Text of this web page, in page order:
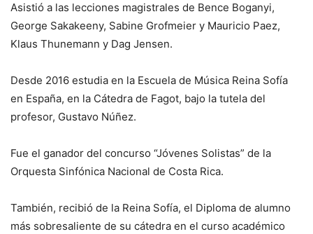
Asistió a las lecciones magistrales de Bence Boganyi,
George Sakakeeny, Sabine Grofmeier y Mauricio Paez,
Klaus Thunemann y Dag Jensen.
Desde 2016 estudia en la Escuela de Música Reina Sofía
en España, en la Cátedra de Fagot, bajo la tutela del
profesor, Gustavo Núñez.
Fue el ganador del concurso “Jóvenes Solistas” de la
Orquesta Sinfónica Nacional de Costa Rica.
También, recibió de la Reina Sofía, el Diploma de alumno
más sobresaliente de su cátedra en el curso académico